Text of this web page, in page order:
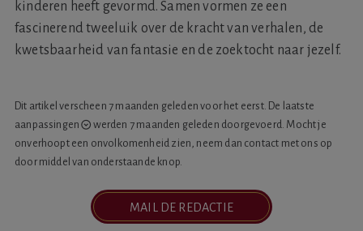
kinderen heeft gevormd. Samen vormen ze een
fascinerend tweeluik over de kracht van verhalen, de
kwetsbaarheid van fantasie en de zoektocht naar jezelf.
Dit artikel verscheen 7 maanden geleden voor het eerst. De laatste
aanpassingen
werden 7 maanden geleden doorgevoerd. Mocht je
onverhoopt een onvolkomenheid zien, neem dan contact met ons op
door middel van onderstaande knop.
MAIL DE REDACTIE